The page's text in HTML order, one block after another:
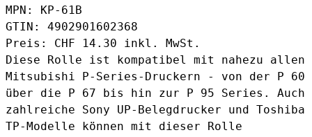
MPN: KP-61B
GTIN: 4902901602368
Preis: CHF 14.30 inkl. MwSt.
Diese Rolle ist kompatibel mit nahezu allen
Mitsubishi P-Series-Druckern - von der P 60
über die P 67 bis hin zur P 95 Series. Auch
zahlreiche Sony UP-Belegdrucker und Toshiba
TP-Modelle können mit dieser Rolle